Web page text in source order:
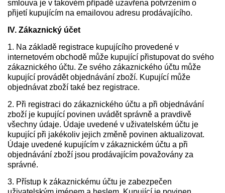
smlouva je v takovém případě uzavřena potvrzením o
přijetí kupujícím na emailovou adresu prodávajícího.
IV. Zákaznický účet
1. Na základě registrace kupujícího provedené v
internetovém obchodě může kupující přistupovat do svého
zákaznického účtu. Ze svého zákaznického účtu může
kupující provádět objednávání zboží. Kupující může
objednávat zboží také bez registrace.
2. Při registraci do zákaznického účtu a při objednávání
zboží je kupující povinen uvádět správně a pravdivě
všechny údaje. Údaje uvedené v uživatelském účtu je
kupující při jakékoliv jejich změně povinen aktualizovat.
Údaje uvedené kupujícím v zákaznickém účtu a při
objednávání zboží jsou prodávajícím považovány za
správné.
3. Přístup k zákaznickému účtu je zabezpečen